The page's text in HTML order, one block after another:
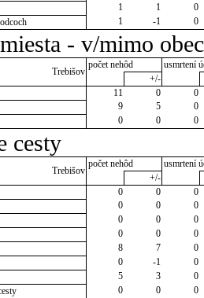
1 1
0
1 -1 0
- v/mimo obec
Trebišov
počet nehôd
usmrtení
+/-
11 0
0
9 5
0
0 0 0
cesty
Trebišov
počet nehôd
usmrtení
+/-
0 0
0
0 0
0
0 0
0
0 0
0
8 7
0
0 -1
0
5 3
0
0 0
0